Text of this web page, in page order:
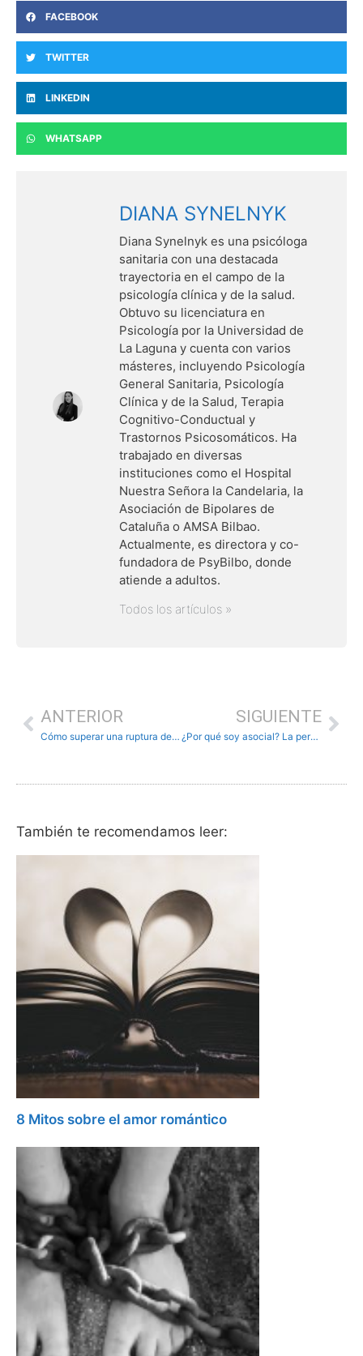
FACEBOOK
TWITTER
LINKEDIN
WHATSAPP
DIANA SYNELNYK
Diana Synelnyk es una psicóloga
sanitaria con una destacada
trayectoria en el campo de la
psicología clínica y de la salud.
Obtuvo su licenciatura en
Psicología por la Universidad de
La Laguna y cuenta con varios
másteres, incluyendo Psicología
General Sanitaria, Psicología
Clínica y de la Salud, Terapia
Cognitivo-Conductual y
Trastornos Psicosomáticos. Ha
trabajado en diversas
instituciones como el Hospital
Nuestra Señora la Candelaria, la
Asociación de Bipolares de
Cataluña o AMSA Bilbao.
Actualmente, es directora y co-
fundadora de PsyBilbo, donde
atiende a adultos.
Todos los artículos »
ANTERIOR
Cómo superar una ruptura de pareja
SIGUIENTE
¿Por qué soy asocial? La personalidad anti-vinculada
También te recomendamos leer:
8 Mitos sobre el amor romántico